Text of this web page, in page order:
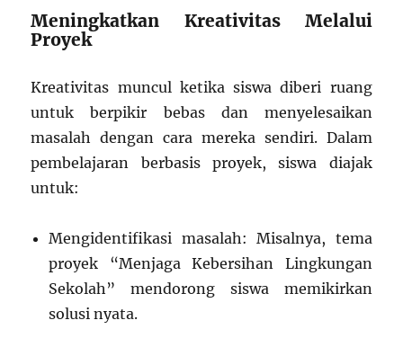
Meningkatkan Kreativitas Melalui
Proyek
Kreativitas muncul ketika siswa diberi ruang
untuk berpikir bebas dan menyelesaikan
masalah dengan cara mereka sendiri. Dalam
pembelajaran berbasis proyek, siswa diajak
untuk:
Mengidentifikasi masalah: Misalnya, tema
proyek “Menjaga Kebersihan Lingkungan
Sekolah” mendorong siswa memikirkan
solusi nyata.